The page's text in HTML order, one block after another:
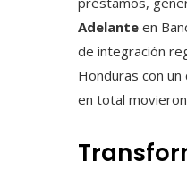
Adelante en
de integración
Honduras con
en total